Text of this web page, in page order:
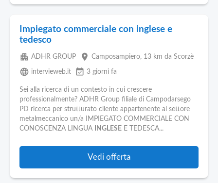
Impiegato commerciale con inglese e
tedesco
apartment ADHR GROUP place Camposampiero, 13 km da Scorzè
language intervieweb.it event_available 3 giorni fa
Sei alla ricerca di un contesto in cui crescere
professionalmente? ADHR Group filiale di Campodarsego
PD ricerca per strutturato cliente appartenente al settore
metalmeccanico un/a IMPIEGATO COMMERCIALE CON
CONOSCENZA LINGUA
INGLESE E TEDESCA...
Vedi offerta